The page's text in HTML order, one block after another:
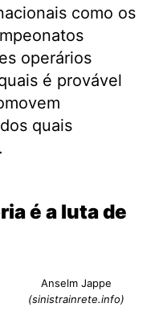
como os
operários
é provável
quais
é a luta de
Anselm Jappe
(sinistrainrete.info)